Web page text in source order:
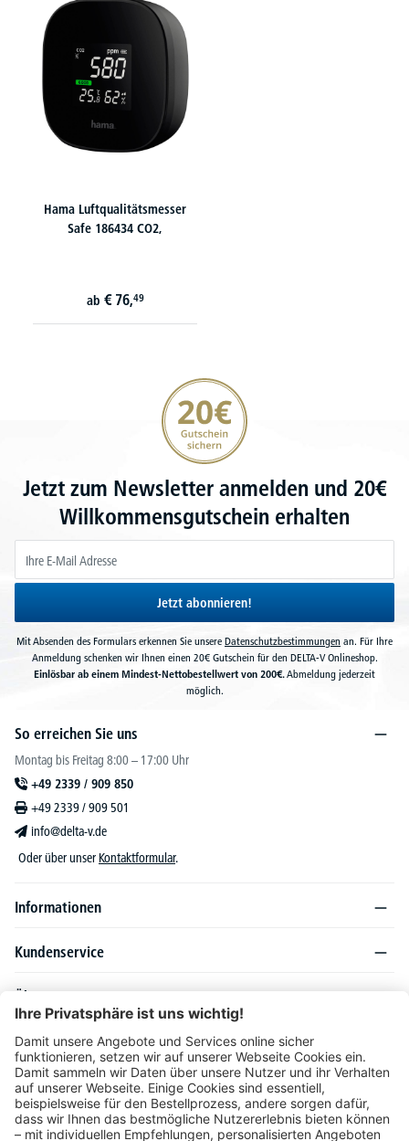
Hama Luftqualitätsmesser
Safe 186434 CO2,
ab € 76,49
20€ Gutschein sichern
Jetzt zum Newsletter anmelden und 20€
Willkommensgutschein erhalten
Jetzt abonnieren!
Mit Absenden des Formulars erkennen Sie unsere Datenschutzbestimmungen an. Für Ihre
Anmeldung schenken wir Ihnen einen 20€ Gutschein für den DELTA-V Onlineshop.
Einlösbar ab einem Mindest-Nettobestellwert von 200€.Abmeldung jederzeit
möglich.
So erreichen Sie uns
Montag bis Freitag 8:00 – 17:00 Uhr
+49 2339 / 909 850
+49 2339 / 909 501
info@delta-v.de
Oder über unser Kontaktformular.
Informationen
Kundenservice
Über DELTA-V
Produktsortiment
Ratgeber